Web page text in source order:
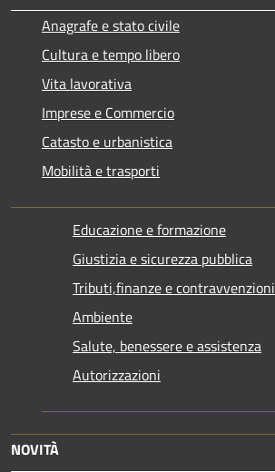
Anagrafe e stato civile
Cultura e tempo libero
Vita lavorativa
Imprese e Commercio
Catasto e urbanistica
Mobilità e trasporti
Educazione e formazione
Giustizia e sicurezza pubblica
Tributi,finanze e contravvenzioni
Ambiente
Salute, benessere e assistenza
Autorizzazioni
NOVITÀ